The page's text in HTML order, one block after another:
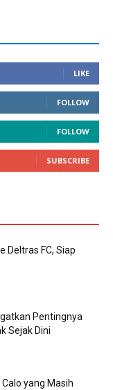
LIKE
FOLLOW
FOLLOW
SUBSCRIBE
Deltras FC, Siap
Pentingnya
Sejak Dini
yang Masih